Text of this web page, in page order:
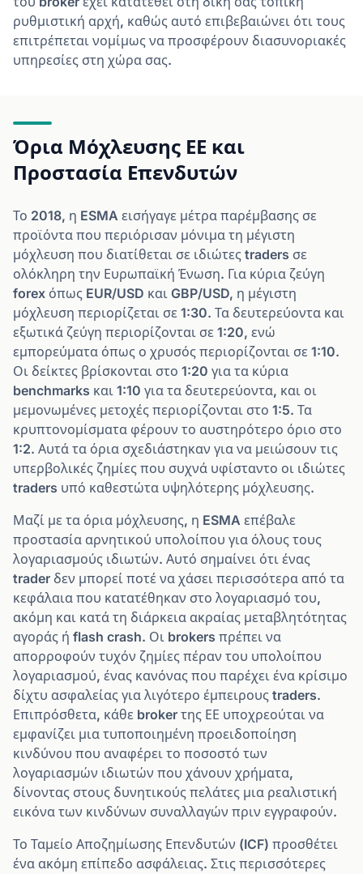
ρυθμιστική αρχή, καθώς αυτό επιβεβαιώνει ότι τους
επιτρέπεται νομίμως να προσφέρουν διασυνοριακές
υπηρεσίες στη χώρα σας.
Όρια Μόχλευσης ΕΕ και
Προστασία Επενδυτών
Το 2018, η ESMA εισήγαγε μέτρα παρέμβασης σε
προϊόντα που περιόρισαν μόνιμα τη μέγιστη
μόχλευση που διατίθεται σε ιδιώτες traders σε
ολόκληρη την Ευρωπαϊκή Ένωση. Για κύρια ζεύγη
forex όπως EUR/USD και GBP/USD, η μέγιστη
μόχλευση περιορίζεται σε 1:30. Τα δευτερεύοντα και
εξωτικά ζεύγη περιορίζονται σε 1:20, ενώ
εμπορεύματα όπως ο χρυσός περιορίζονται σε 1:10.
Οι δείκτες βρίσκονται στο 1:20 για τα κύρια
benchmarks και 1:10 για τα δευτερεύοντα, και οι
μεμονωμένες μετοχές περιορίζονται στο 1:5. Τα
κρυπτονομίσματα φέρουν το αυστηρότερο όριο στο
1:2. Αυτά τα όρια σχεδιάστηκαν για να μειώσουν τις
υπερβολικές ζημίες που συχνά υφίσταντο οι ιδιώτες
traders υπό καθεστώτα υψηλότερης μόχλευσης.
Μαζί με τα όρια μόχλευσης, η ESMA επέβαλε
προστασία αρνητικού υπολοίπου για όλους τους
λογαριασμούς ιδιωτών. Αυτό σημαίνει ότι ένας
trader δεν μπορεί ποτέ να χάσει περισσότερα από τα
κεφάλαια που κατατέθηκαν στο λογαριασμό του,
ακόμη και κατά τη διάρκεια ακραίας μεταβλητότητας
αγοράς ή flash crash. Οι brokers πρέπει να
απορροφούν τυχόν ζημίες πέραν του υπολοίπου
λογαριασμού, ένας κανόνας που παρέχει ένα κρίσιμο
δίχτυ ασφαλείας για λιγότερο έμπειρους traders.
Επιπρόσθετα, κάθε broker της ΕΕ υποχρεούται να
εμφανίζει μια τυποποιημένη προειδοποίηση
κινδύνου που αναφέρει το ποσοστό των
λογαριασμών ιδιωτών που χάνουν χρήματα,
δίνοντας στους δυνητικούς πελάτες μια ρεαλιστική
εικόνα των κινδύνων συναλλαγών πριν εγγραφούν.
Το Ταμείο Αποζημίωσης Επενδυτών (ICF) προσθέτει
ένα ακόμη επίπεδο ασφάλειας. Στις περισσότερες